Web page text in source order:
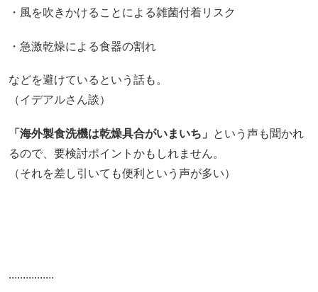
・風を吹きかけることによる雑菌付着リスク
・急激乾燥による食器の割れ
などを避けているという話も。
（イデアルさん談）
「海外製食洗機は乾燥具合がいまいち」
という声も聞かれ
るので、要検討ポイントかもしれません。
（それを差し引いても便利という声が多い）
................